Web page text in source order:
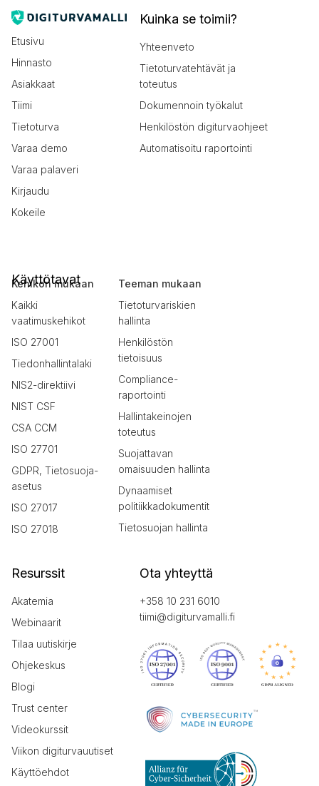
Etusivu
Hinnasto
Asiakkaat
Tiimi
Tietoturva
Varaa demo
Varaa palaveri
Kirjaudu
Kokeile
Kuinka se toimii?
Yhteenveto
Tietoturvatehtävät ja
toteutus
Dokumennoin työkalut
Henkilöstön digiturvaohjeet
Automatisoitu raportointi
Käyttötavat
Kehikon mukaan
Kaikki
vaatimuskehikot
ISO 27001
Tiedonhallintalaki
NIS2-direktiivi
NIST CSF
CSA CCM
ISO 27701
GDPR, Tietosuoja-
asetus
ISO 27017
ISO 27018
Teeman mukaan
Tietoturvariskien
hallinta
Henkilöstön
tietoisuus
Compliance-
raportointi
Hallintakeinojen
toteutus
Suojattavan
omaisuuden hallinta
Dynaamiset
politiikkadokumentit
Tietosuojan hallinta
Resurssit
Akatemia
Webinaarit
Tilaa uutiskirje
Ohjekeskus
Blogi
Trust center
Videokurssit
Viikon digiturvauutiset
Käyttöehdot
Ota yhteyttä
+358 10 231 6010
tiimi@digiturvamalli.fi